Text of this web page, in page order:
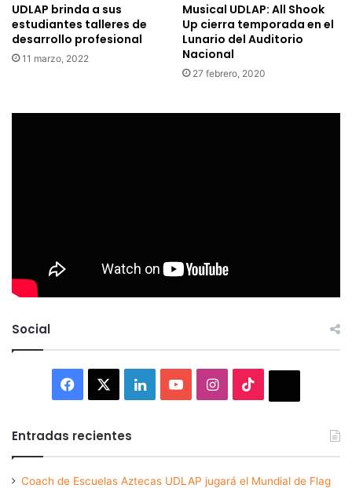
UDLAP brinda a sus
estudiantes talleres de
desarrollo profesional
11 marzo, 2022
Musical UDLAP: All Shook
Up cierra temporada en el
Lunario del Auditorio
Nacional
27 febrero, 2020
Social
Facebook LinkedInYouTubeInstagram
Entradas recientes
Coach de Escuelas Aztecas UDLAP jugará el Mundial de Flag